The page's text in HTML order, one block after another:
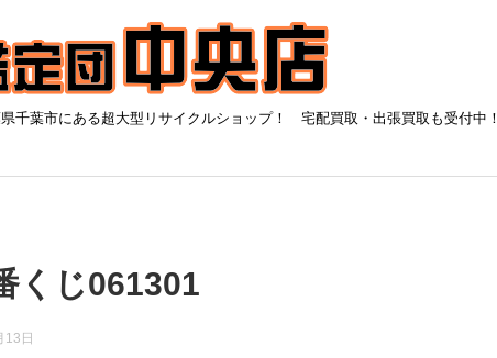
千葉市にある超大型リサイクルショップ！ 宅配買取・出張買取も受付中！
くじ061301
13日